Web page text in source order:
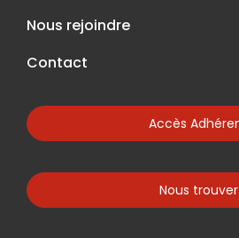
Nous rejoindre
Contact
Accès
Nous trouver